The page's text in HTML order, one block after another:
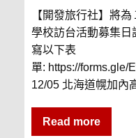
【開發旅行社】將
學校訪台活動募集日
寫以下表
單: https://forms.gle/
12/05 北海道幌加內
Read more